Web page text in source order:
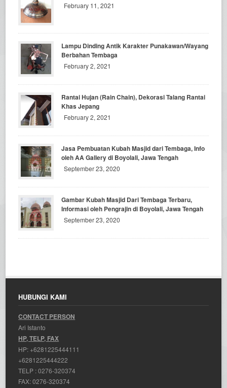
February 11, 2021
Lampu Dinding Antik Karakter Punakawan/Wayang
Berbahan Tembaga
February 2, 2021
Rantai Hujan (Rain Chain), Dekorasi Talang Rantai
Khas Jepang
February 2, 2021
Jasa Pembuatan Kubah Masjid dari Tembaga, Info
oleh AA Gallery di Boyolali, Jawa Tengah
September 23, 2020
Gambar Kubah Masjid Dari Tembaga Terbaru,
Informasi oleh Pengrajin di Boyolali, Jawa Tengah
September 23, 2020
HUBUNGI KAMI
CONTACT PERSON
Ari Istanto
HP, TELP, FAX
HP: +6281225444111
+6281225444222
TELP :0276-320374
FAX: 0276-320374